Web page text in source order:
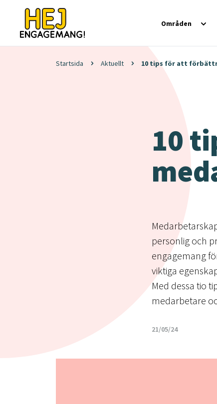
Områden
Startsida Aktuellt 10 tips för att
10
personlig och
engagemang
viktiga
Med dessa tio
medarbetare
21/05/24